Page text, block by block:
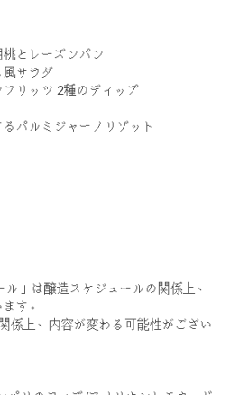
とレーズンパン
風サラダ
リッツ 2種のディップ
パルミジャーノリゾット
」は醸造スケジュールの関係上、
す。
係上、内容が変わる可能性がござい